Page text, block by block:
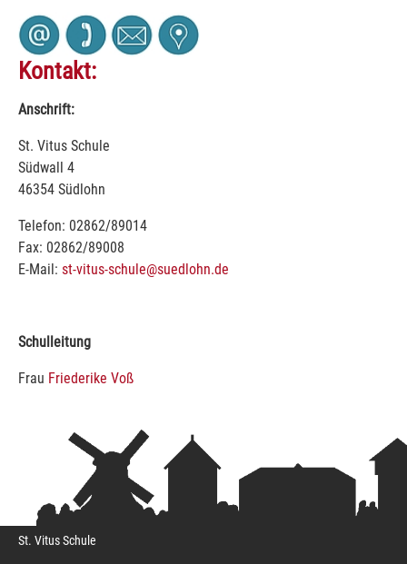
Kontakt:
Anschrift:
St. Vitus Schule
Südwall 4
46354 Südlohn
Telefon: 02862/89014
Fax: 02862/89008
E-Mail: st-vitus-schule@suedlohn.de
Schulleitung
Frau Friederike Voß
St. Vitus Schule